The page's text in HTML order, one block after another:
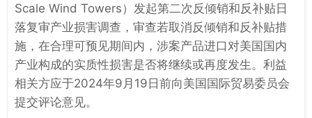
Scale Wind Towers）发起第二次反倾销和反补贴日
落复审产业损害调查，审查若取消反倾销和反补贴措
施，在合理可预见期间内，涉案产品进口对美国国内
产业构成的实质性损害是否将继续或再度发生。利益
相关方应于2024年9月19日前向美国国际贸易委员会
提交评论意见。